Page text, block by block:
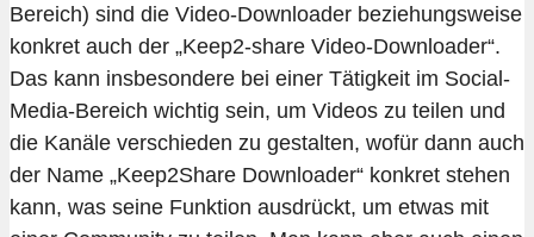
Bereich) sind die Video-Downloader beziehungsweise
konkret auch der „Keep2-share Video-Downloader“.
Das kann insbesondere bei einer Tätigkeit im Social-
Media-Bereich wichtig sein, um Videos zu teilen und
die Kanäle verschieden zu gestalten, wofür dann auch
der Name „Keep2Share Downloader“ konkret stehen
kann, was seine Funktion ausdrückt, um etwas mit